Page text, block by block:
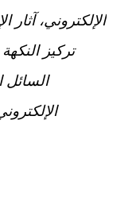
الإلكتروني، آثار
تركيز
السائل